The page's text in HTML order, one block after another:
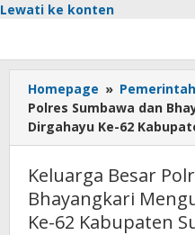
Lewati ke konten
Homepage »
Polres Sumbawa dan
Dirgahayu Ke-62
Keluarga Besar
Bhayangkari
Ke-62 Kabupaten